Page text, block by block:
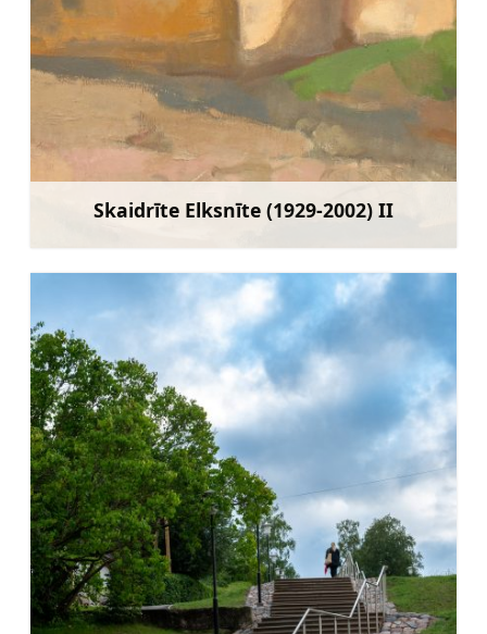
Skaidrīte Elksnīte (1929-2002) II
Uzzināt vairāk